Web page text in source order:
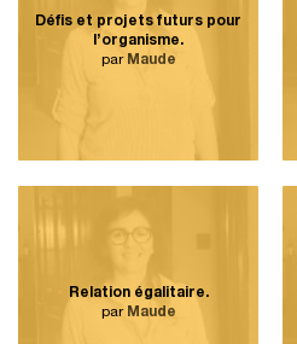
Défis et projets futurs pour
l’organisme.
par Maude
Relation égalitaire.
par Maude